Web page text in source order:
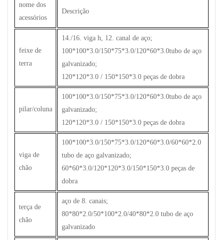
nome dos
acessórios
Descrição
feixe de
terra
14./16. viga h, 12. canal de aço;
100*100*3.0/150*75*3.0/120*60*3.0tubo de aço
galvanizado;
120*120*3.0 / 150*150*3.0 peças de dobra
pilar/coluna
100*100*3.0/150*75*3.0/120*60*3.0tubo de aço
galvanizado;
120*120*3.0 / 150*150*3.0 peças de dobra
viga de
chão
100*100*3.0/150*75*3.0/120*60*3.0/60*60*2.0
tubo de aço galvanizado;
60*60*3.0/120*120*3.0/150*150*3.0 peças de
dobra
terça de
chão
aço de 8. canais;
80*80*2.0/50*100*2.0/40*80*2.0 tubo de aço
galvanizado